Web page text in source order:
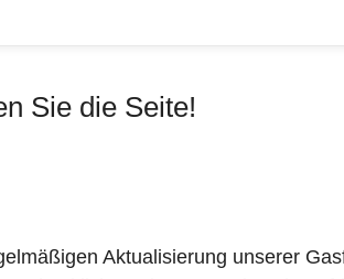
Sie die Seite!
Aktualisierung unserer